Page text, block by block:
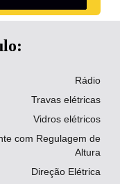
Rádio
Travas elétricas
Vidros elétricos
com Regulagem de
Altura
Direção Elétrica